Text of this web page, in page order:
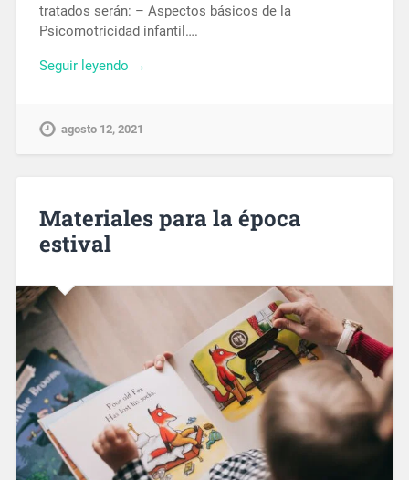
tratados serán: – Aspectos básicos de la
Psicomotricidad infantil….
Seguir leyendo →
agosto 12, 2021
Materiales para la época
estival